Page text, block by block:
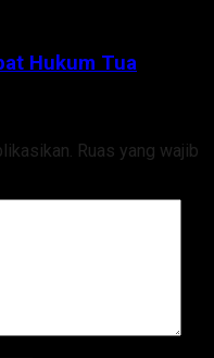
Hukum Tua
Ruas yang wajib